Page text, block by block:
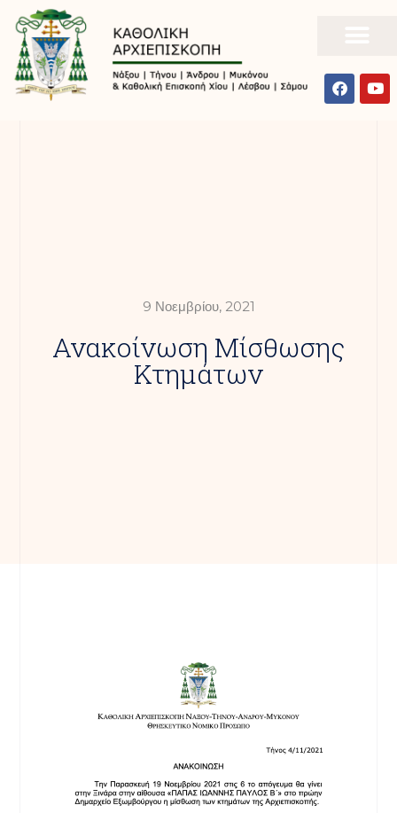
9 Νοεμβρίου, 2021
Ανακοίνωση Μίσθωσης
Κτημάτων